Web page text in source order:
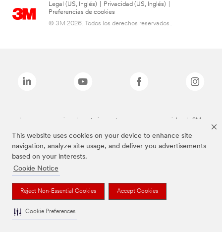
This website uses cookies on your device to enhance site
navigation, analyze site usage, and deliver you advertisements
based on your interests.
Cookie Notice
Reject Non-Essential Cookies Accept Cookies
Cookie Preferences
Legal (US, Inglés) Privacidad (US, Inglés)
Preferencias de cookies
© 3M 2026. Todos los derechos reservados..
Las marcas mencionadas anteriormente son marcas comerciales de 3M.